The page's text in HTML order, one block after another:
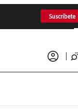
Suscríbete